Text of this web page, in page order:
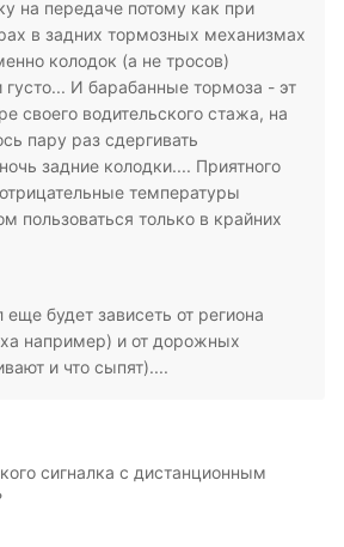
на передаче потому как при
в задних тормозных механизмах
колодок (а не тросов)
густо... И барабанные тормоза - эт
своего водительского стажа, на
пару раз сдергивать
задние колодки.... Приятного
температуры
пользоваться только в крайних
будет зависеть от региона
например) и от дорожных
и что сыпят)....
сигналка с дистанционным